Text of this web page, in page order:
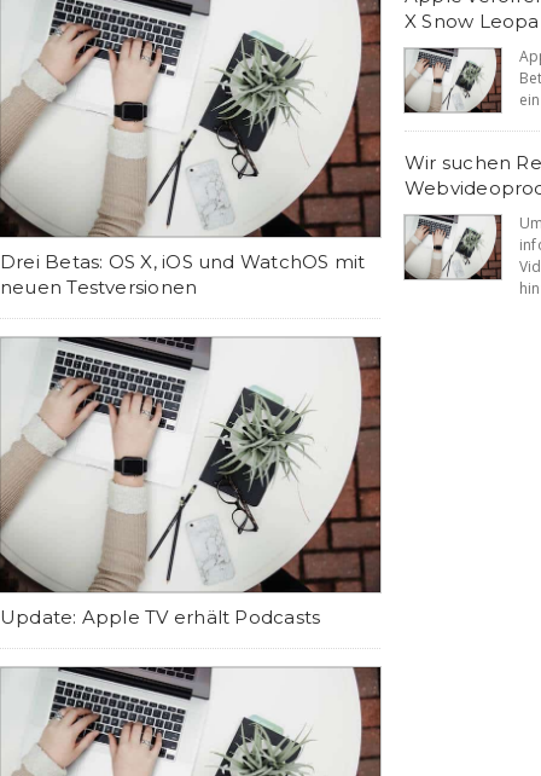
Drei Betas: OS X, iOS und WatchOS mit
neuen Testversionen
Update: Apple TV erhält Podcasts
X Snow
Wir suchen